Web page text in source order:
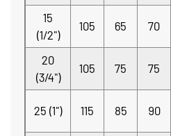
15
(1/2")
105 65 70
20
(3/4")
105 75 75
25 (1") 115 85 90